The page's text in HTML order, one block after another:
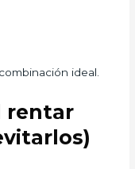
ideal.
rentar